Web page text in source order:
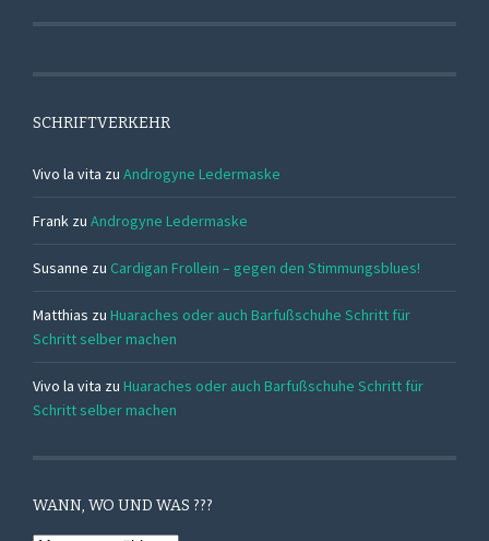
SCHRIFTVERKEHR
Vivo la vita zu Androgyne Ledermaske
Frank zu Androgyne Ledermaske
Susanne zu Cardigan Frollein – gegen den Stimmungsblues!
Matthias zu Huaraches oder auch Barfußschuhe Schritt für
Schritt selber machen
Vivo la vita zu Huaraches oder auch Barfußschuhe Schritt für
Schritt selber machen
WANN, WO UND WAS ???